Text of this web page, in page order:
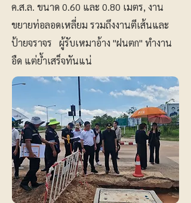
ค.ส.ล. ขนาด 0.60 และ 0.80 เมตร, งาน
ขยายท่อลอดเหลี่ยม รวมถึงงานตีเส้นและ
ป้ายจราจร ผู้รับเหมาอ้าง "ฝนตก" ทำงาน
อืด แต่ย้ำเสร็จทันแน่